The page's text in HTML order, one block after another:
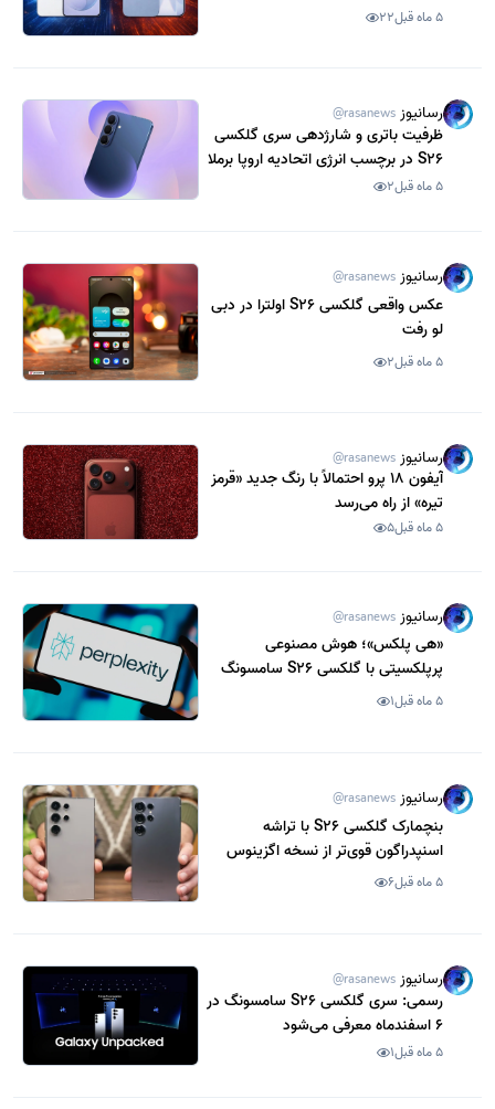
سامسونگ و اپل
5 ماه قبل 22
رسانیوز @rasanews
ظرفیت باتری و شارژدهی سری گلکسی
S26 در برچسب انرژی اتحادیه اروپا برملا
شد
5 ماه قبل 2
رسانیوز @rasanews
عکس واقعی گلکسی S26 اولترا در دبی
لو رفت
5 ماه قبل 2
رسانیوز @rasanews
آیفون 18 پرو احتمالاً با رنگ جدید «قرمز
تیره» از راه می‌رسد
5 ماه قبل 5
رسانیوز @rasanews
«هی پلکس»؛ هوش مصنوعی
پرپلکسیتی با گلکسی S26 سامسونگ
ادغام می‌شود
5 ماه قبل 1
رسانیوز @rasanews
بنچمارک گلکسی S26 با تراشه
اسنپدراگون قوی‌تر از نسخه اگزینوس
ظاهر شد
5 ماه قبل 6
رسانیوز @rasanews
رسمی: سری گلکسی S26 سامسونگ در
6 اسفندماه معرفی می‌شود
5 ماه قبل 1